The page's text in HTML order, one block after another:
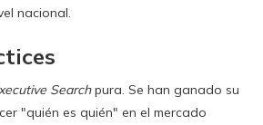
nacional.
Searchpura. Se han ganado su
"quién es quién" en el mercado